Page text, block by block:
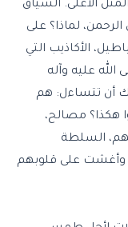
الأعلى. السياق
لماذا؟ على
الأكاذيب التي
عليه وآله
أن تتساءل: هم
هكذا؟ مصالح،
السلطة
وأغشت على قلوبهم